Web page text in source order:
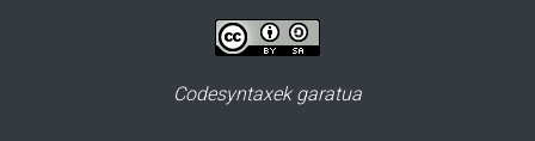
Codesyntaxek garatua